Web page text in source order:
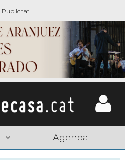
Agenda